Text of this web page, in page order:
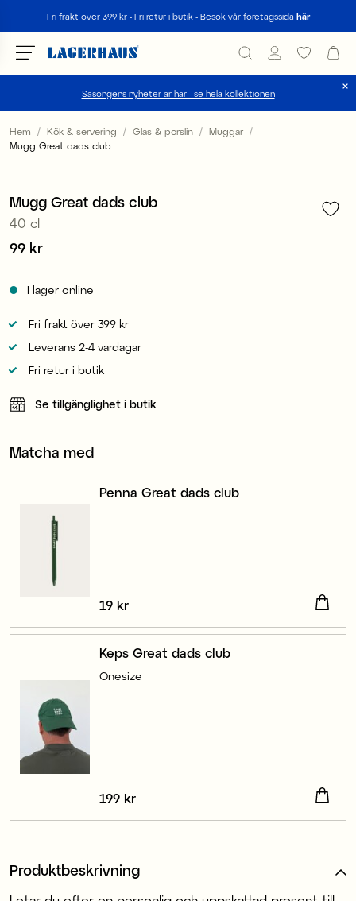
Fri frakt över 399 kr - Fri retur i butik - Besök vår företagssida här
Säsongens nyheter är här - se hela kollektionen
Välj språk / valuta
Hem Kök & servering Glas & porslin
Muggar
Mugg Great dads club
Mugg Great dads club
40 cl
Pris:99 kr
99 kr
I lager online
Fri frakt över 399 kr
Leverans 2-4 vardagar
Fri retur i butik
Se tillgänglighet i butik
Matcha med
Penna Great dads club
Pris:
19 kr
Keps Great dads club
Onesize
Pris :199 kr
199 kr
Produktbeskrivning